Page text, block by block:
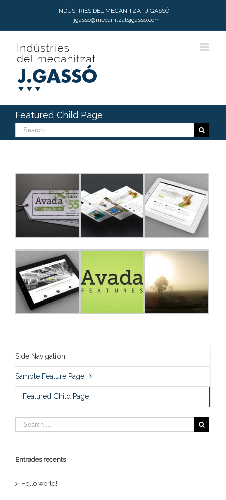
INDÚSTRIES DEL MECANITZAT J.GASSÓ
jgasso@mecanitzatsjgasso.com
Featured Child Page
Side Navigation
Sample Feature Page
Featured Child Page
Entrades recents
Hello world!